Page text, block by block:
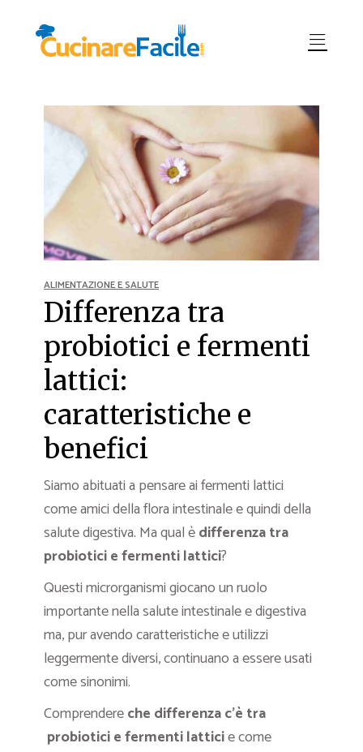
ALIMENTAZIONE E SALUTE
Differenza tra
probiotici e fermenti
lattici:
caratteristiche e
benefici
Siamo abituati a pensare ai fermenti lattici
come amici della flora intestinale e quindi della
salute digestiva. Ma qual èdifferenza tra
probiotici e fermenti lattici?
Questi microrganismi giocano un ruolo
importante nella salute intestinale e digestiva
ma, pur avendo caratteristiche e utilizzi
leggermente diversi, continuano a essere usati
come sinonimi.
Comprendereche differenza c’è tra
probiotici e fermenti latticie come